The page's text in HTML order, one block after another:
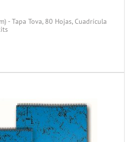
- Tapa Tova, 80 Hojas, Cuadrícula